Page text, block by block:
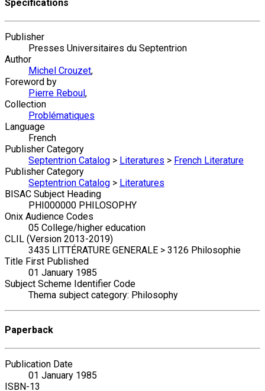
Specifications
Publisher
Presses Universitaires du Septentrion
Author
Michel Crouzet,
Foreword by
Pierre Reboul ,
Collection
Problématiques
Language
French
Publisher Category
Septentrion Catalog > Literatures > French Literature
Publisher Category
Septentrion Catalog > Literatures
BISAC Subject Heading
PHI000000 PHILOSOPHY
Onix Audience Codes
05 College/higher education
CLIL (Version 2013-2019)
3435 LITTÉRATURE GENERALE > 3126 Philosophie
Title First Published
01 January 1985
Subject Scheme Identifier Code
Thema subject category: Philosophy
Paperback
Publication Date
01 January 1985
ISBN-13